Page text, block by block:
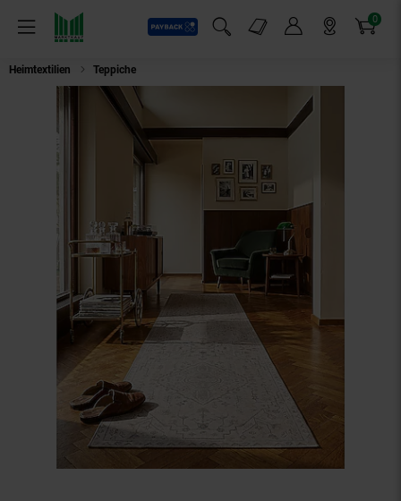
Menü
Payback
Suchfeld einblenden
Markt-Angebote 0
Artikel
Heimtextilien Teppiche